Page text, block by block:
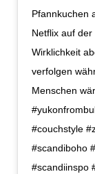
Pfannkuchen
Netflix auf
Wirklichkeit
verfolgen
Menschen
#couchstyle
#scandiboho
#scandiinspo